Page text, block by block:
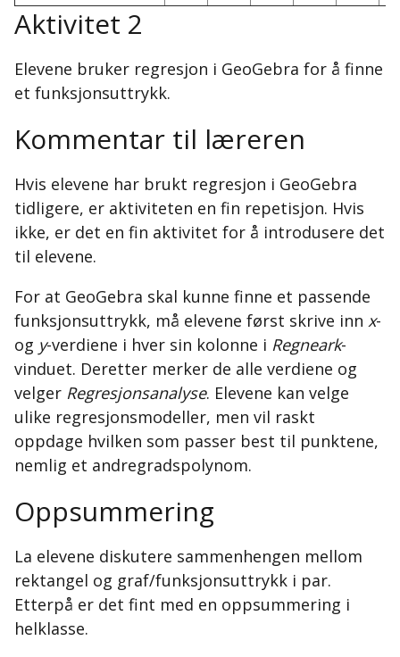
Aktivitet 2
Elevene bruker regresjon i GeoGebra for å finne
et funksjonsuttrykk.
Kommentar til læreren
Hvis elevene har brukt regresjon i GeoGebra
tidligere, er aktiviteten en fin repetisjon. Hvis
ikke, er det en fin aktivitet for å introdusere det
til elevene.
For at GeoGebra skal kunne finne et passende
funksjonsuttrykk, må elevene først skrive inn x-
og y-verdiene i hver sin kolonne i Regneark-
vinduet. Deretter merker de alle verdiene og
velger Regresjonsanalyse. Elevene kan velge
ulike regresjonsmodeller, men vil raskt
oppdage hvilken som passer best til punktene,
nemlig et andregradspolynom.
Oppsummering
La elevene diskutere sammenhengen mellom
rektangel og graf/funksjonsuttrykk i par.
Etterpå er det fint med en oppsummering i
helklasse.